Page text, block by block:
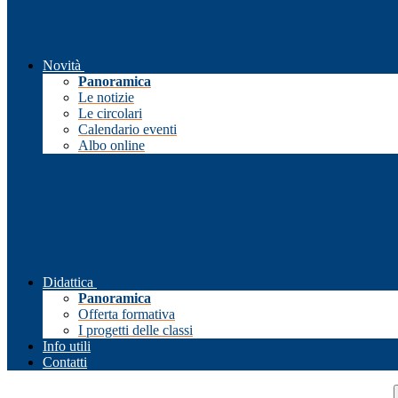
Novità
Panoramica
Le notizie
Le circolari
Calendario eventi
Albo online
Didattica
Panoramica
Offerta formativa
I progetti delle classi
Info utili
Contatti